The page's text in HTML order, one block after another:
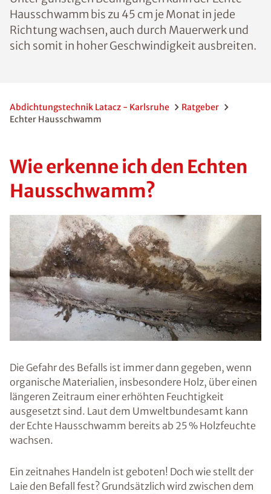
Hausschwamm bis zu 45 cm je Monat in jede
Richtung wachsen, auch durch Mauerwerk und
sich somit in hoher Geschwindigkeit ausbreiten.
Abdichtungstechnik Latacz - Karlsruhe
Ratgeber
Echter Hausschwamm
Wie erkenne ich den Echten
Hausschwamm?
Die Gefahr des Befalls ist immer dann gegeben, wenn
organische Materialien, insbesondere Holz, über einen
längeren Zeitraum einer erhöhten Feuchtigkeit
ausgesetzt sind. Laut dem Umweltbundesamt kann
der Echte Hausschwamm bereits ab 25 % Holzfeuchte
wachsen.
Ein zeitnahes Handeln ist geboten! Doch wie stellt der
Laie den Befall fest? Grundsätzlich wird zwischen dem